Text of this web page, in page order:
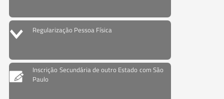
Regularização Pessoa Física
Inscrição Secundária de outro Estado com São
Paulo